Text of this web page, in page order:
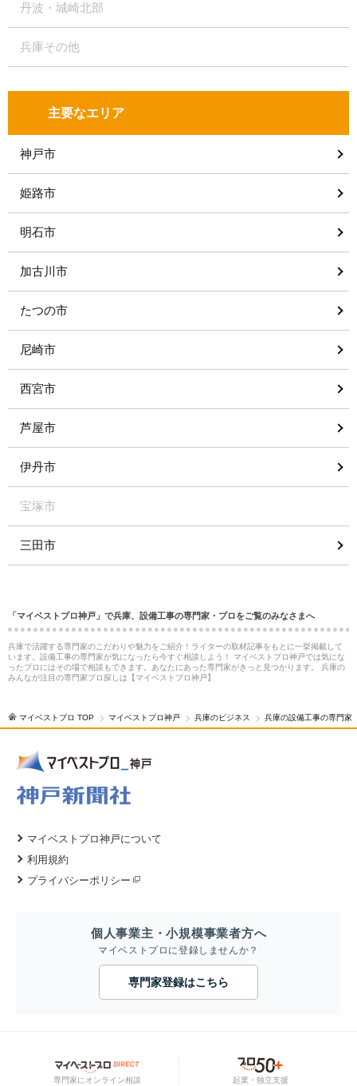
丹波・城崎北部
兵庫その他
主要なエリア
神戸市
姫路市
明石市
加古川市
たつの市
尼崎市
西宮市
芦屋市
伊丹市
宝塚市
三田市
「マイベストプロ神戸」で兵庫、設備工事の専門家・プロをご覧のみなさまへ
兵庫で活躍する専門家のこだわりや魅力をご紹介！ライターの取材記事をもとに一挙掲載して
います。設備工事の専門家が気になったら今すぐ相談しよう！ マイベストプロ神戸では気にな
ったプロにはその場で相談もできます。あなたにあった専門家がきっと見つかります。 兵庫の
みんなが注目の専門家プロ探しは【マイベストプロ神戸】
マイベストプロ TOP マイベストプロ神戸 兵庫のビジネス 兵庫の設備工事の専門家
マイベストプロ神戸について
利用規約
プライバシーポリシー
個人事業主・小規模事業者方へ
マイベストプロに登録しませんか？
専門家登録はこちら
専門家にオンライン相談 起業・独立支援